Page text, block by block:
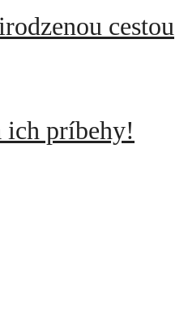
cestou
ich príbehy!